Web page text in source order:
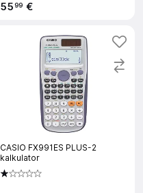
5599 €
CASIO FX991ES PLUS-2
kalkulator